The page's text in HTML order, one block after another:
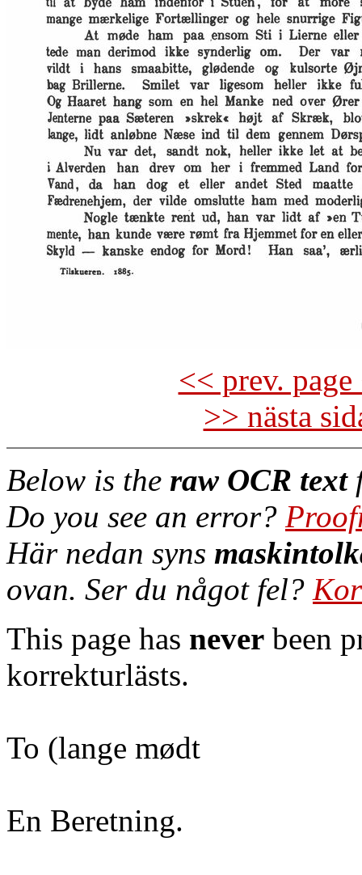
<< prev.
>> nästa
Below is the raw OCR text
Do you see an error?
Här nedan syns
ovan. Ser du något fel?
This page has never been
korrekturlästs.
To (lange mødt
En Beretning.